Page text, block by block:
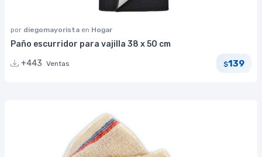
por diegomayorista en Hogar
Paño escurridor para vajilla 38 x 50 cm
+443 Ventas $139